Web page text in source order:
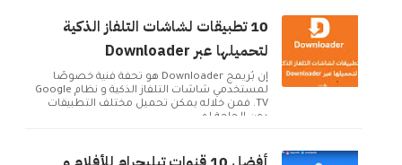
10 تطبيقات لشاشات التلفاز الذكية
لتحميلها عبر Downloader
إن بُريمج Downloader هو تحفة فنية خصوصًا
لمستخدمي شاشات التلفاز الذكية و نظام Google
TV. فمن خلاله يمكن تحميل مختلف التطبيقات
دون الحاجة لم...